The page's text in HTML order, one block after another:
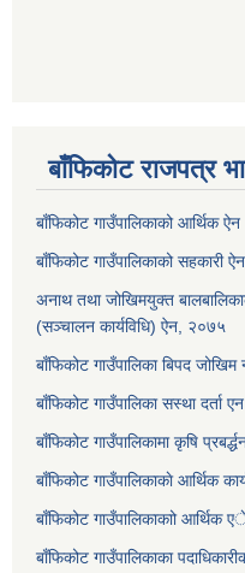
बाँफिकोट राजपत्र
बाँफिकोट गाउँपालिकाको आर्थिक ऐन
बाँफिकोट गाउँपालिकाको सहकारी ऐन
अनाथ तथा जोखिमयुक्त
(सञ्चालन कार्यविधि) ऐन, २०७५
बाँफिकोट गाउँपालिका बिपद
बाँफिकोट गाउँपालिका सस्था दर्ता
बाँफिकोट गाउँपालिकामा कृषि
बाँफिकोट गाउँपालिकाकाे आर्थिक
बाँफिकोट गाउँपालिकाकाो
बाँफिकोट गाउँपालिकाका